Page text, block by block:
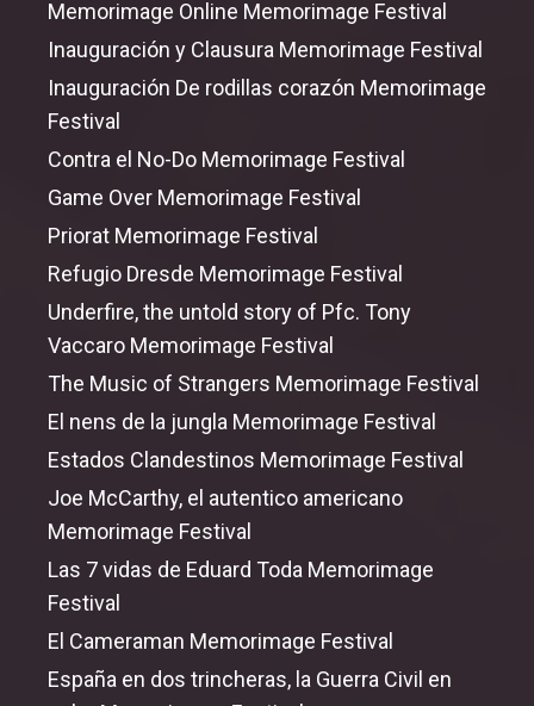
Memorimage Online Memorimage Festival
Inauguración y Clausura Memorimage Festival
Inauguración De rodillas corazón Memorimage
Festival
Contra el No-Do Memorimage Festival
Game Over Memorimage Festival
Priorat Memorimage Festival
Refugio Dresde Memorimage Festival
Underfire,the untold story of Pfc. Tony
Vaccaro Memorimage Festival
The Music of Strangers Memorimage Festival
El nens de la jungla Memorimage Festival
Estados Clandestinos Memorimage Festival
Joe McCarthy, el autentico americano
Memorimage Festival
Las 7 vidas de Eduard Toda Memorimage
Festival
El Cameraman Memorimage Festival
España en dos trincheras, la Guerra Civil en